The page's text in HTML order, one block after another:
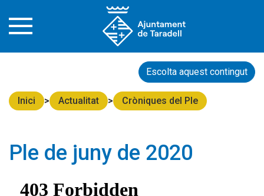
Escolta aquest contingut
Inici Actualitat Cròniques del Ple
Ple de juny de 2020